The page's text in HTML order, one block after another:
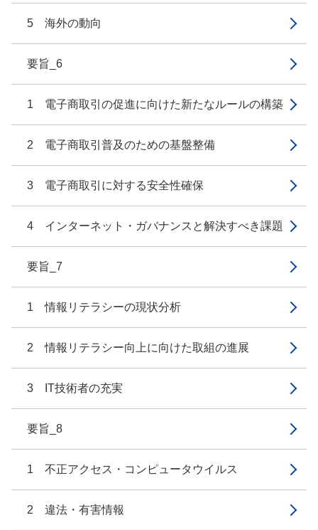
5 海外の動向
要旨_6
1 電子商取引の促進に向けた新たなルールの構築
2 電子商取引普及のための基盤整備
3 電子商取引に対する安全性確保
4 インターネット・ガバナンスと解決すべき課題
要旨_7
1 情報リテラシーの現状分析
2 情報リテラシー向上に向けた取組の進展
3 IT技術者の充実
要旨_8
1 不正アクセス・コンピュータウイルス
2 違法・有害情報